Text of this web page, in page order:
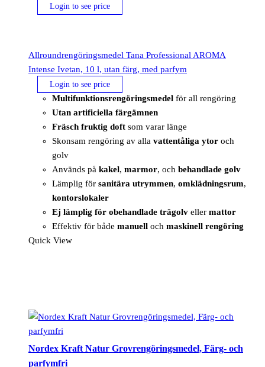
Login to see price
Allroundrengöringsmedel Tana Professional AROMA
Intense Ivetan, 10 l, utan färg, med parfym
Login to see price
Multifunktionsrengöringsmedel för all rengöring
Utan artificiella färgämnen
Fräsch fruktig doft som varar länge
Skonsam rengöring av alla vattentåliga ytor och
golv
Används på kakel, marmor, och behandlade golv
Lämplig för sanitära utrymmen, omklädningsrum,
kontorslokaler
Ej lämplig för obehandlade trägolv eller mattor
Effektiv för både manuell och maskinell rengöring
Quick View
Nordex Kraft Natur Grovrengöringsmedel, Färg- och
parfymfri